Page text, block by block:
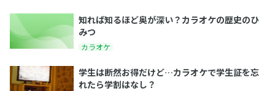
知れば知るほど奥が深い？カラオケの歴史のひ
みつ
カラオケ
学生は断然お得だけど…カラオケで学生証を忘
れたら学割はなし？